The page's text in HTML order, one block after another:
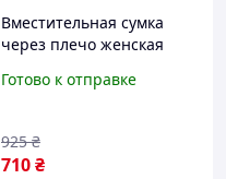
Вместительная сумка
через плечо женская
Готово к отправке
710₴
925 ₴